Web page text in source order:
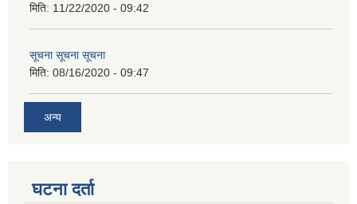
मिति: 11/22/2020 - 09:42
सूचना सूचना सूचना
मिति: 08/16/2020 - 09:47
अन्य
घटना दर्ता